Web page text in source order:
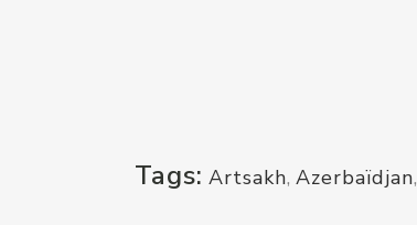
Tags: Artsakh, Azerbaïdjan,